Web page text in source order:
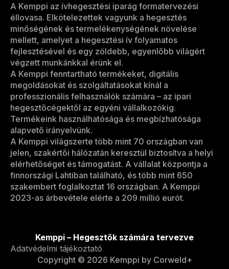
A Kemppi az ívhegesztési iparág formatervezési
éllovasa. Elkötelezettek vagyunk a hegesztés
minőségének és termelékenységének növelése
mellett, amelyet a hegesztési ív folyamatos
fejlesztésével és egy zöldebb, egyenlőbb világért
végzett munkánkkal érünk el.
A Kemppi fenntartható termékeket, digitális
megoldásokat és szolgáltatásokat kínál a
professzionális felhasználók számára – az ipari
hegesztőcégektől az egyéni vállalkozókig.
Termékeink használhatósága és megbízhatósága
alapvető irányelvünk.
A Kemppi világszerte több mint 70 országban van
jelen, szakértői hálózatán keresztül biztosítva a helyi
elérhetőséget és támogatást. A vállalat központja a
finnországi Lahtiban található, és több mint 650
szakembert foglalkoztat 16 országban. A Kemppi
2023-as árbevétele elérte a 209 millió eurót.
Copyright © 2026 Kemppi by Corweld+
Kemppi – Hegesztők számára tervezve
Adatvédelmi tájékoztató